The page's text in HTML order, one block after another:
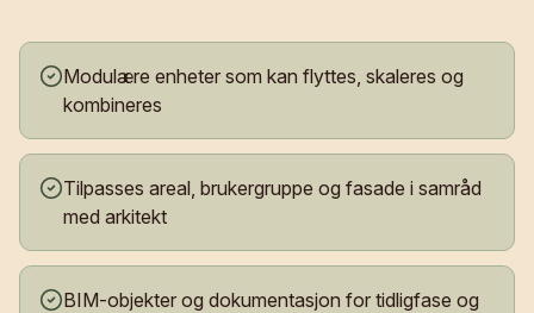
Modulære enheter som kan flyttes, skaleres og
kombineres
Tilpasses areal, brukergruppe og fasade i samråd
med arkitekt
BIM-objekter og dokumentasjon for tidligfase og